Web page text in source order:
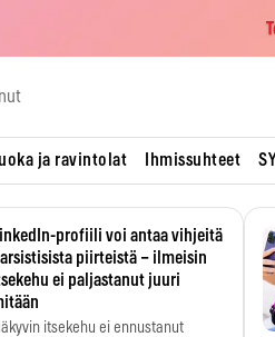
ja ravintolat Ihmissuhteet
profiili voi antaa vihjeitä
piirteistä – ilmeisin
ei paljastanut juuri
itsekehu ei ennustanut